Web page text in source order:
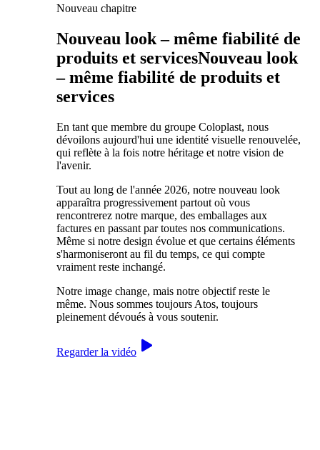
Nouveau chapitre
Nouveau look – même fiabilité de
produits et servicesNouveau look
– même fiabilité de produits et
services
En tant que membre du groupe Coloplast, nous
dévoilons aujourd'hui une identité visuelle renouvelée,
qui reflète à la fois notre héritage et notre vision de
l'avenir.
Tout au long de l'année 2026, notre nouveau look
apparaîtra progressivement partout où vous
rencontrerez notre marque, des emballages aux
factures en passant par toutes nos communications.
Même si notre design évolue et que certains éléments
s'harmoniseront au fil du temps, ce qui compte
vraiment reste inchangé.
Notre image change, mais notre objectif reste le
même. Nous sommes toujours Atos, toujours
pleinement dévoués à vous soutenir.
Regarder la vidéo